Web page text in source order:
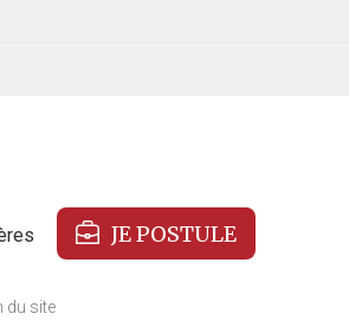
JE POSTULE
du site